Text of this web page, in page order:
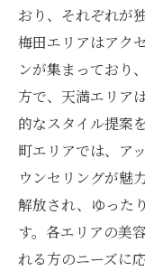
自宅でも
印象を大き
区の美容室
第一印象
印象を変
カットで
ビフォ
印象が変
北区で話
おり、それぞれが
梅田エリアはアク
ンが集まっており
方で、天満エリア
的なスタイル提案
町エリアでは、ア
ウンセリングが魅
解放され、ゆった
す。各エリアの美
れる方のニーズに